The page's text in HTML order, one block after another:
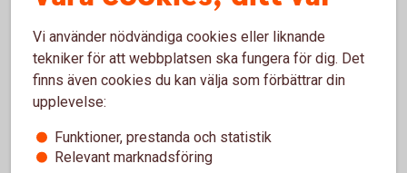
Hållbarhet
Vi använder nödvändiga cookies eller liknande
tekniker för att webbplatsen ska fungera för dig. Det
finns även cookies du kan välja som förbättrar din
upplevelse:
Funktioner, prestanda och statistik
Relevant marknadsföring